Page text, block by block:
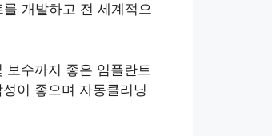
개발하고 전 세계적으
수까지 좋은 임플란트
이 좋으며 자동클리닝